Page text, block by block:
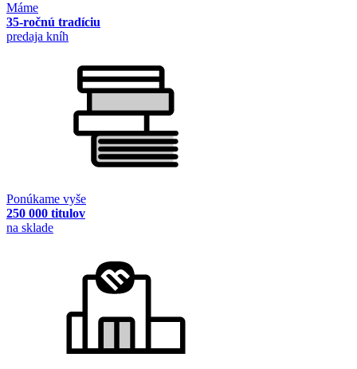
Máme
35-ročnú tradíciu
predaja kníh
Ponúkame vyše
250 000 titulov
na sklade